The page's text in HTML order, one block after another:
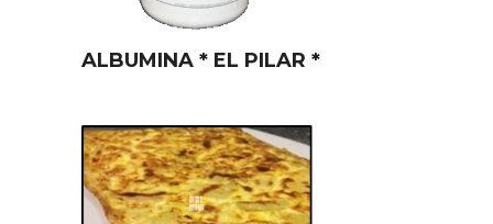
ALBUMINA * EL PILAR *